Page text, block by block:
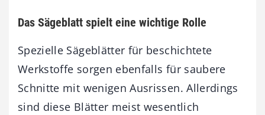
Das Sägeblatt spielt eine wichtige Rolle
Spezielle Sägeblätter für beschichtete
Werkstoffe sorgen ebenfalls für saubere
Schnitte mit wenigen Ausrissen. Allerdings
sind diese Blätter meist wesentlich